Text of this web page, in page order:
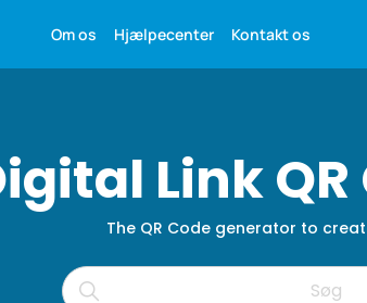
Om os Hjælpecenter Kontakt os
Link
The QR Code generator to